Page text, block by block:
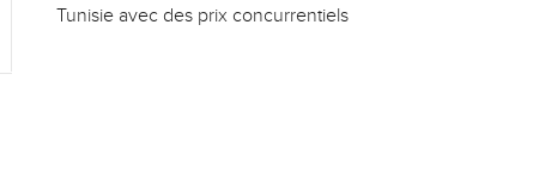
Tunisie avec des prix concurrentiels